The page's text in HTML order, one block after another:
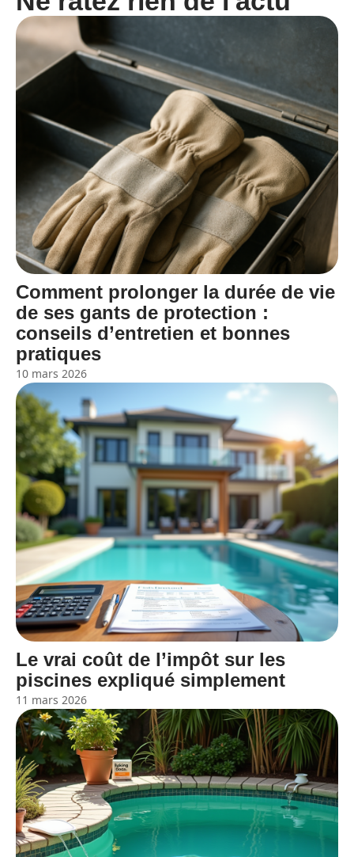
Comment prolonger la durée de vie
de ses gants de protection :
conseils d’entretien et bonnes
pratiques
10 mars 2026
Le vrai coût de l’impôt sur les
piscines expliqué simplement
11 mars 2026